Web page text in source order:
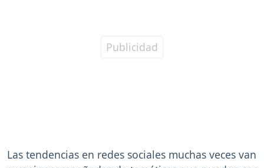
Las tendencias en redes sociales muchas veces van